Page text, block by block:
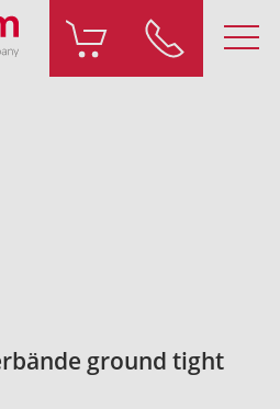
ground tight